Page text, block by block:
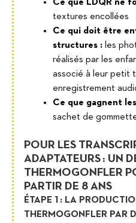
Ce que LDQR ne
textures encollées
Ce qui doit être
structures : les
réalisés par les
associé à leur petit
enregistrement
Ce que gagnent
sachet de
POUR LES
ADAPTATEURS : UN
THERMOGONFLER
PARTIR DE 8 ANS
ÉTAPE 1 : LA
THERMOGONFLER PAR